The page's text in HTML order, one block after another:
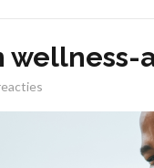
wellness-